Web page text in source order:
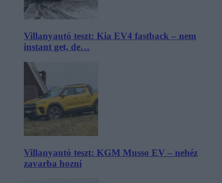
Villanyautó teszt: Kia EV4 fastback – nem
instant get, de…
Villanyautó teszt: KGM Musso EV – nehéz
zavarba hozni